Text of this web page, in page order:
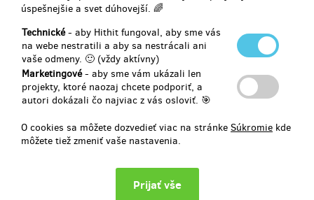
úspešnejšie a svet dúhovejší. 🌈
Technické- aby Hithit fungoval, aby sme vás
na webe nestratili a aby sa nestrácali ani
vaše odmeny. 🙂 (vždy aktívny)
Marketingové- aby sme vám ukázali len
projekty, ktoré naozaj chcete podporiť, a
autori dokázali čo najviac z vás osloviť. 🎯
O cookies sa môžete dozvedieť viac na stránke Súkromie kde
môžete tiež zmeniť vaše nastavenia.
Vybrané
21 356 €z20 400 €
104% Úspešne dokončený